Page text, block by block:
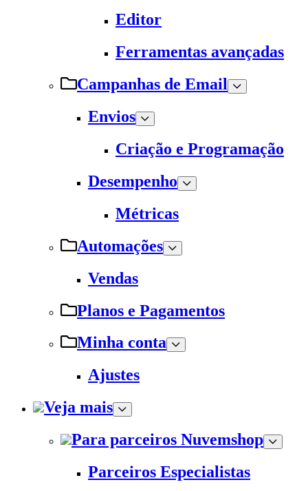
Editor
Ferramentas avançadas
Campanhas de Email
Envios
Criação e Programação
Desempenho
Métricas
Automações
Vendas
Planos e Pagamentos
Minha conta
Ajustes
Veja mais
Para parceiros Nuvemshop
Parceiros Especialistas